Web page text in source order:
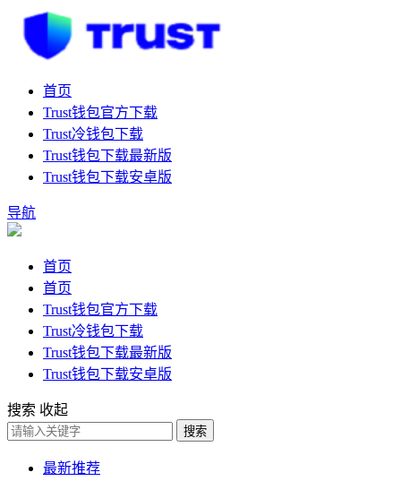
首页
Trust钱包官方下载
Trust冷钱包下载
Trust钱包下载最新版
Trust钱包下载安卓版
导航
首页
首页
Trust钱包官方下载
Trust冷钱包下载
Trust钱包下载最新版
Trust钱包下载安卓版
搜索 收起
搜索
最新推荐